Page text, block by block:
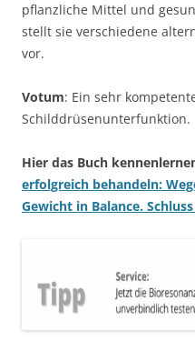
pflanzliche Mittel und
stellt sie verschiedene
vor.
Votum: Ein sehr
Schilddrüsenunterfunktion.
Hier das Buch
erfolgreich behandeln:
Gewicht in Balance.